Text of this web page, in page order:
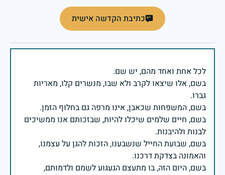
כתיבת הקדשה אישית
בשם, אלו שיצאו לקרב ולא שבו, מנשרים קלו, מאריות
בשם, חיים שלמים שיכלו להיות, שבזכותם אנו ממשיכים
בשם, שבועת החייל שנשבענו, הזכות להגן על עצמנו,
בשם, היום הזה, בו מתעצם הגעגוע לשמם ולדמותם,